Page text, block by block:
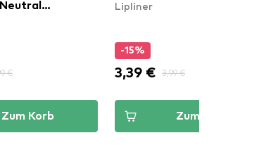
€
Zum Korb
Lipliner
-15%
3,39 € 3,99 €
Zum Korb